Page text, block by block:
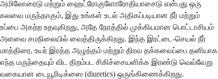
அமிலோரைடு மற்றும் ஹைட்ரோகுளோரோதியாசைடு என்பது ஒரு
கலவை மருந்தாகும், இது உங்கள் உடல் அதிகப்படியான நீர் மற்றும்
உப்பை அகற்ற உதவுகிறது, அதே நேரத்தில் முக்கியமான பொட்டாசியம்
அளவை சமநிலையில் வைத்திருக்கிறது. இந்த இரட்டை-செயல் நீர்
மாத்திரை, உயர் இரத்த அழுத்தம் மற்றும் திரவ தக்கவைப்பை தனியாக
எந்த மருந்தையும் விட திறம்பட சிகிச்சையளிக்க இரண்டு வெவ்வேறு
வகையான டையூரிடிக்ஸை (diuretics) ஒருங்கிணைக்கிறது.